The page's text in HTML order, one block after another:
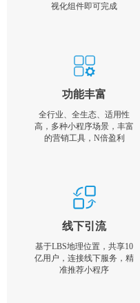
视化组件即可完成
功能丰富
全行业、全生态、适用性
高，多种小程序场景，丰富
的营销工具，N倍盈利
线下引流
基于LBS地理位置，共享10
亿用户，连接线下服务，精
准推荐小程序